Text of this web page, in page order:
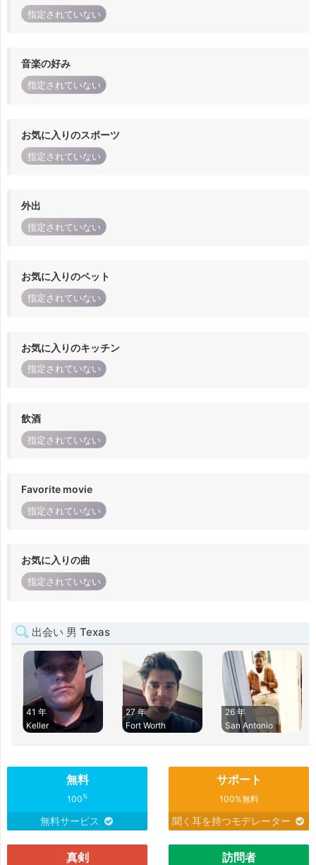
指定されていない
音楽の好み
指定されていない
お気に入りのスポーツ
指定されていない
外出
指定されていない
お気に入りのペット
指定されていない
お気に入りのキッチン
指定されていない
飲酒
指定されていない
Favorite movie
指定されていない
お気に入りの曲
指定されていない
出会い 男 Texas
41 年
Keller
27 年
Fort Worth
26 年
San Antonio
無料
100%
無料サービス
サポート
100%無料
聞く耳を持つモデレーター
真剣 訪問者